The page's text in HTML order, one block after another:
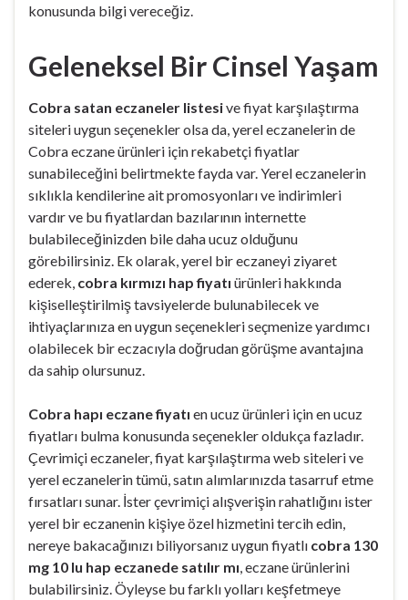
konusunda bilgi vereceğiz.
Geleneksel Bir Cinsel Yaşam
Cobra satan eczaneler listesive fiyat karşılaştırma
siteleri uygun seçenekler olsa da, yerel eczanelerin de
Cobra eczane ürünleri için rekabetçi fiyatlar
sunabileceğini belirtmekte fayda var. Yerel eczanelerin
sıklıkla kendilerine ait promosyonları ve indirimleri
vardır ve bu fiyatlardan bazılarının internette
bulabileceğinizden bile daha ucuz olduğunu
görebilirsiniz. Ek olarak, yerel bir eczaneyi ziyaret
ederek, cobra kırmızı hap fiyatı ürünleri hakkında
kişiselleştirilmiş tavsiyelerde bulunabilecek ve
ihtiyaçlarınıza en uygun seçenekleri seçmenize yardımcı
olabilecek bir eczacıyla doğrudan görüşme avantajına
da sahip olursunuz.
Cobra hapı eczane fiyatı en ucuz ürünleri için en ucuz
fiyatları bulma konusunda seçenekler oldukça fazladır.
Çevrimiçi eczaneler, fiyat karşılaştırma web siteleri ve
yerel eczanelerin tümü, satın alımlarınızda tasarruf etme
fırsatları sunar. İster çevrimiçi alışverişin rahatlığını ister
yerel bir eczanenin kişiye özel hizmetini tercih edin,
nereye bakacağınızı biliyorsanız uygun fiyatlı cobra 130
mg 10 lu hap eczanede satılır mı , eczane ürünlerini
bulabilirsiniz. Öyleyse bu farklı yolları keşfetmeye